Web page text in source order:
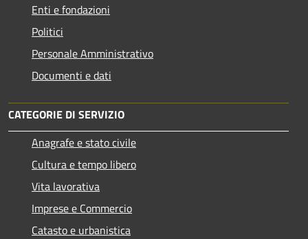
Enti e fondazioni
Politici
Personale Amministrativo
Documenti e dati
CATEGORIE DI SERVIZIO
Anagrafe e stato civile
Cultura e tempo libero
Vita lavorativa
Imprese e Commercio
Catasto e urbanistica